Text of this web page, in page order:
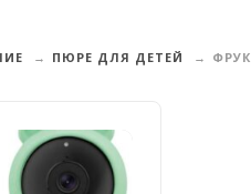
ПЮРЕ ДЛЯ ДЕТЕЙ